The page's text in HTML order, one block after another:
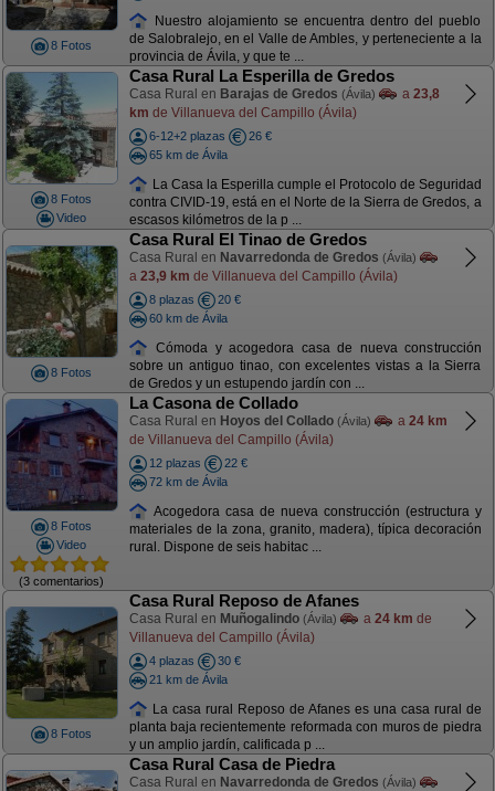
8 Fotos
Nuestro alojamiento se encuentra dentro del pueblo
de Salobralejo, en el Valle de Ambles, y perteneciente a la
provincia de Ávila, y que te ...
8 Fotos
Video
Casa Rural La Esperilla de Gredos
Casa Rural en Barajas de Gredos (Ávila) a 23,8
km de Villanueva del Campillo (Ávila)
6-12+2 plazas
26 €
65 km de Ávila
La Casa la Esperilla cumple el Protocolo de Seguridad
contra CIVID-19, está en el Norte de la Sierra de Gredos, a
escasos kilómetros de la p ...
8 Fotos
Casa Rural El Tinao de Gredos
Casa Rural en Navarredonda de Gredos (Ávila)
a 23,9 km de Villanueva del Campillo (Ávila)
8 plazas
20 €
60 km de Ávila
Cómoda y acogedora casa de nueva construcción
sobre un antiguo tinao, con excelentes vistas a la Sierra
de Gredos y un estupendo jardín con ...
8 Fotos
Video
(3 comentarios)
La Casona de Collado
Casa Rural en Hoyos del Collado (Ávila) a 24 km
de Villanueva del Campillo (Ávila)
12 plazas
22 €
72 km de Ávila
Acogedora casa de nueva construcción (estructura y
materiales de la zona, granito, madera), típica decoración
rural. Dispone de seis habitac ...
8 Fotos
Casa Rural Reposo de Afanes
Casa Rural en Muñogalindo (Ávila) a 24 km de
Villanueva del Campillo (Ávila)
4 plazas
30 €
21 km de Ávila
La casa rural Reposo de Afanes es una casa rural de
planta baja recientemente reformada con muros de piedra
y un amplio jardín, calificada p ...
Casa Rural Casa de Piedra
Casa Rural en Navarredonda de Gredos (Ávila)